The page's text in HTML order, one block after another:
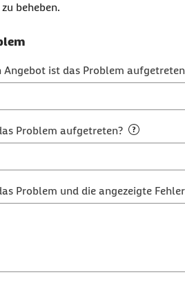
beheben.
ist das Problem
Problem aufgetreten?
Problem und die angezeigte